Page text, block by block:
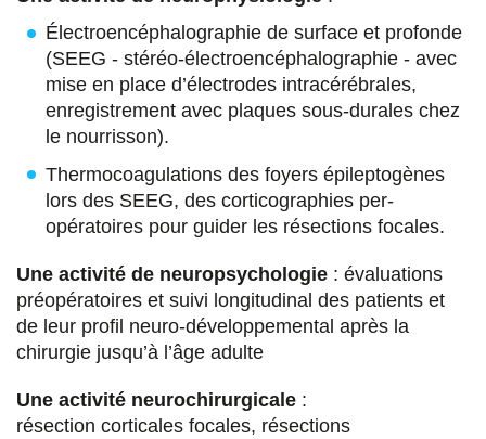
Dr Mathilde Chipaux
Neuropédiatre et Neurophysiologiste.
Coordonnatrice de la neurophysiologie du
système nerveux central.CRMR Epilepsies
rares.
Dr Anaïs Chivet
Neurochirurgienne,Service de neurochirurgie
Dr Marie-Thérèse Dangles
Neuropédiatre,Service de neurochirurgie
Chercheuse doctorante.
Électroencéphalographie de surface et profonde
(SEEG - stéréo-électroencéphalographie - avec
mise en place d’électrodes intracérébrales,
enregistrement avec plaques sous-durales chez
le nourrisson).
Thermocoagulations des foyers épileptogènes
lors des SEEG, des corticographies per-
opératoires pour guider les résections focales.
Une activité de neuropsychologie : évaluations
préopératoires et suivi longitudinal des patients et
de leur profil neuro-développemental après la
chirurgie jusqu’à l’âge adulte
Une activité neurochirurgicale :
résection corticales focales, résections